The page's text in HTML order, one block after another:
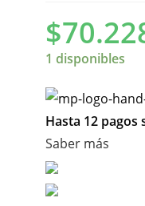
$
1 disponibles
Hasta 12 pagos
Saber más